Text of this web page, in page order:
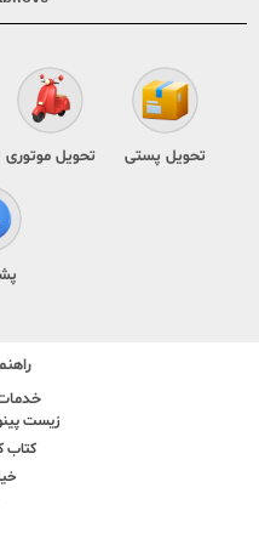
تحویل پستی تحویل موتوری
زیست
کتاب